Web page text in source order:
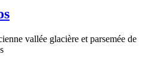
vallée glacière et parsemée de